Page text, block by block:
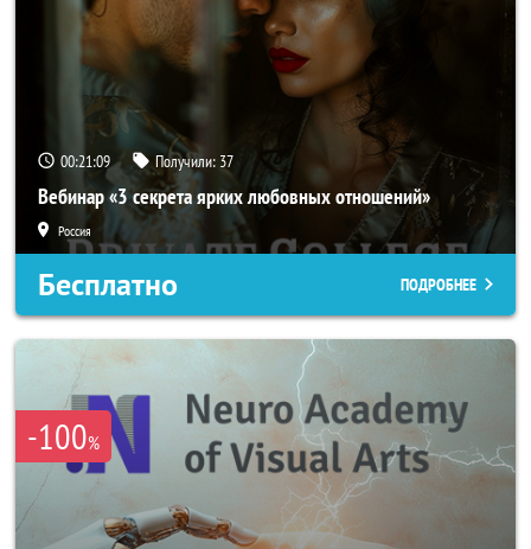
00:21:06 Получили: 37
Вебинар «3 секрета ярких любовных отношений»
Россия
Бесплатно ПОДРОБНЕЕ
-100%